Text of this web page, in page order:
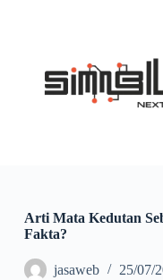
Arti Mata Kedutan
Fakta?
jasaweb 25/07/